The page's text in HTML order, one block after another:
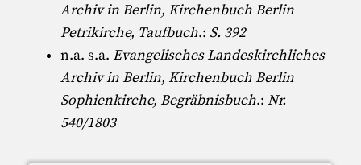
Archiv in Berlin, Kirchenbuch Berlin
Petrikirche, Taufbuch.: S. 392
n.a. s.a. Evangelisches Landeskirchliches
Archiv in Berlin, Kirchenbuch Berlin
Sophienkirche, Begräbnisbuch.:Nr.
540/1803